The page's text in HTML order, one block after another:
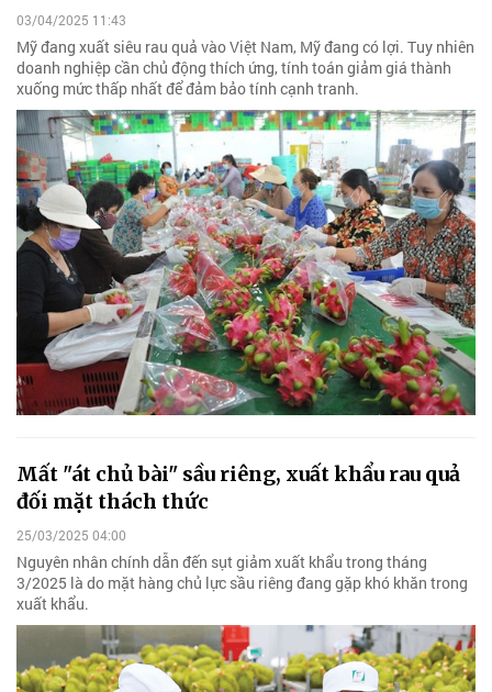
03/04/2025 11:43
Mỹ đang xuất siêu rau quả vào Việt Nam, Mỹ đang có lợi. Tuy nhiên
doanh nghiệp cần chủ động thích ứng, tính toán giảm giá thành
xuống mức thấp nhất để đảm bảo tính cạnh tranh.
Mất "át chủ bài" sầu riêng, xuất khẩu rau quả
đối mặt thách thức
25/03/2025 04:00
Nguyên nhân chính dẫn đến sụt giảm xuất khẩu trong tháng
3/2025 là do mặt hàng chủ lực sầu riêng đang gặp khó khăn trong
xuất khẩu.